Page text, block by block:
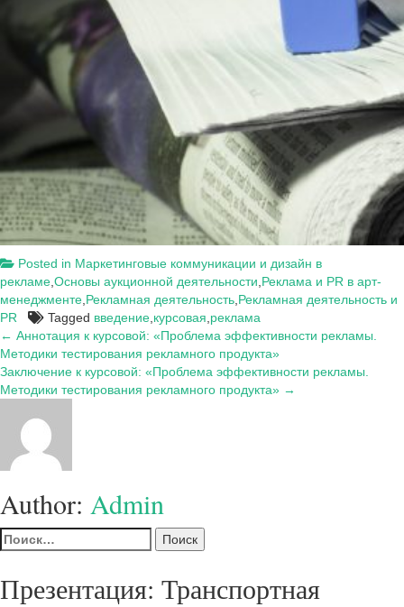
Posted in Маркетинговые коммуникации и дизайн в
рекламе Основы аукционной деятельности Реклама и PR в арт-
менеджменте Рекламная деятельность Рекламная деятельность и
PR
Tagged введение курсовая реклама
Навигация
по
записям
← Аннотация к курсовой: «Проблема эффективности рекламы.
Методики тестирования рекламного продукта»
Заключение к курсовой: «Проблема эффективности рекламы.
Методики тестирования рекламного продукта» →
Author: Admin
Найти:
Презентация: Транспортная